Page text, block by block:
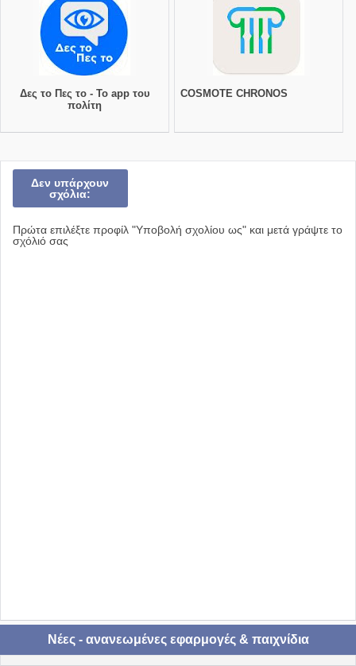
Δες το Πες το - Το app του
πολίτη
COSMOTE CHRONOS
Δεν υπάρχουν
σχόλια:
Πρώτα επιλέξτε προφίλ "Υποβολή σχολίου ως" και μετά γράψτε το
σχόλιό σας
Νέες - ανανεωμένες εφαρμογές & παιχνίδια